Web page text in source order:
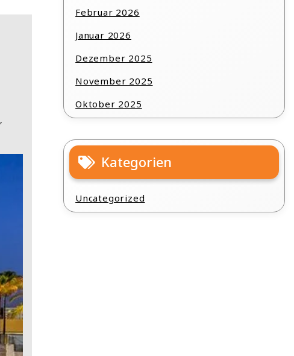
,
Februar 2026
Januar 2026
Dezember 2025
November 2025
Oktober 2025
Kategorien
Uncategorized